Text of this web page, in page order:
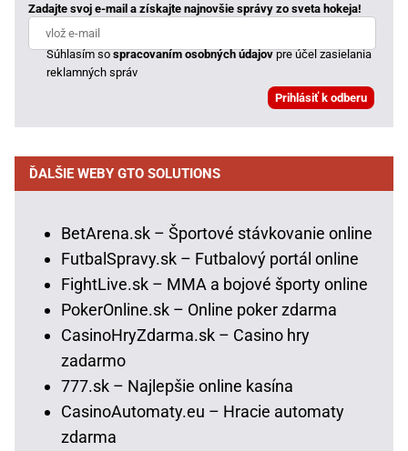
Zadajte svoj e-mail a získajte najnovšie správy zo sveta hokeja!
Súhlasím sospracovaním osobných údajovpre účel zasielania
reklamných správ
ĎALŠIE WEBY GTO SOLUTIONS
BetArena.sk – Športové stávkovanie online
FutbalSpravy.sk – Futbalový portál online
FightLive.sk – MMA a bojové športy online
PokerOnline.sk – Online poker zdarma
CasinoHryZdarma.sk – Casino hry
zadarmo
777.sk – Najlepšie online kasína
CasinoAutomaty.eu – Hracie automaty
zdarma